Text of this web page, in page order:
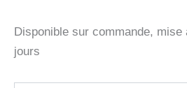
Disponible sur commande, mise
jours